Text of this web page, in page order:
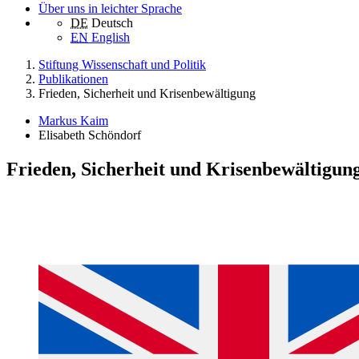
Über uns in leichter Sprache
DE Deutsch
EN English
Stiftung Wissenschaft und Politik
Publikationen
Frieden, Sicherheit und Krisenbewältigung
Markus Kaim
Elisabeth Schöndorf
Frieden, Sicherheit und